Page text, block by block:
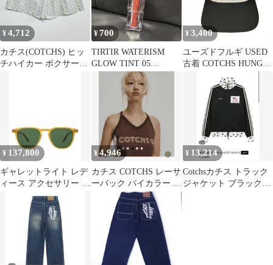
¥4,712
カチス(COTCHS) ヒッ
チハイカー ボクサーシ
¥700
TIRTIR WATERISM
GLOW TINT 05
scotchshot
¥ 3,400
ユーズドフルギ USED
古着 COTCHS HUNGRY
ガリードッグ キャップ
メンズ 表記無
¥ 137,800
ギャレットライト レデ
ィース アクセサリー サ
ングラス・アイウェア
GARRETT LEIGHT
Brooksunglasses 47mm
ButterscotchSemiFlat
Pure Gree
¥4,946
カチス COTCHS レーサ
ーバック バイカラー ノ
ースリーブ スリーブレ
ス 44 55
¥ 13,214
Cotchsカチス トラック
ジャケット ブラック